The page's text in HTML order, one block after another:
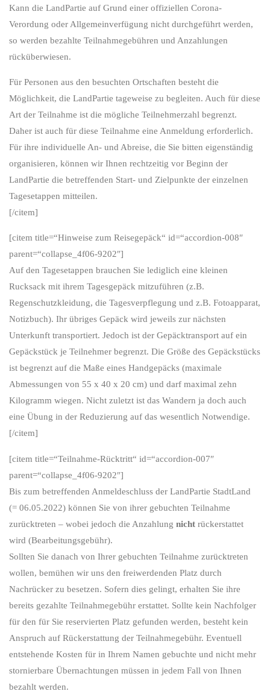
Kann die LandPartie auf Grund einer offiziellen Corona-
Verordung oder Allgemeinverfügung nicht durchgeführt werden,
so werden bezahlte Teilnahmegebühren und Anzahlungen
rücküberwiesen.
Für Personen aus den besuchten Ortschaften besteht die
Möglichkeit, die LandPartie tageweise zu begleiten. Auch für diese
Art der Teilnahme ist die mögliche Teilnehmerzahl begrenzt.
Daher ist auch für diese Teilnahme eine Anmeldung erforderlich.
Für ihre individuelle An- und Abreise, die Sie bitten eigenständig
organisieren, können wir Ihnen rechtzeitig vor Beginn der
LandPartie die betreffenden Start- und Zielpunkte der einzelnen
Tagesetappen mitteilen.
[/citem]
[citem title=“Hinweise zum Reisegepäck“ id=“accordion-008″
parent=“collapse_4f06-9202″]
Auf den Tagesetappen brauchen Sie lediglich eine kleinen
Rucksack mit ihrem Tagesgepäck mitzuführen (z.B.
Regenschutzkleidung, die Tagesverpflegung und z.B. Fotoapparat,
Notizbuch). Ihr übriges Gepäck wird jeweils zur nächsten
Unterkunft transportiert. Jedoch ist der Gepäcktransport auf ein
Gepäckstück je Teilnehmer begrenzt. Die Größe des Gepäckstücks
ist begrenzt auf die Maße eines Handgepäcks (maximale
Abmessungen von 55 x 40 x 20 cm) und darf maximal zehn
Kilogramm wiegen. Nicht zuletzt ist das Wandern ja doch auch
eine Übung in der Reduzierung auf das wesentlich Notwendige.
[/citem]
[citem title=“Teilnahme-Rücktritt“ id=“accordion-007″
parent=“collapse_4f06-9202″]
Bis zum betreffenden Anmeldeschluss der LandPartie StadtLand
(= 06.05.2022) können Sie von ihrer gebuchten Teilnahme
zurücktreten – wobei jedoch die Anzahlungnicht rückerstattet
wird (Bearbeitungsgebühr).
Sollten Sie danach von Ihrer gebuchten Teilnahme zurücktreten
wollen, bemühen wir uns den freiwerdenden Platz durch
Nachrücker zu besetzen. Sofern dies gelingt, erhalten Sie ihre
bereits gezahlte Teilnahmegebühr erstattet. Sollte kein Nachfolger
für den für Sie reservierten Platz gefunden werden, besteht kein
Anspruch auf Rückerstattung der Teilnahmegebühr. Eventuell
entstehende Kosten für in Ihrem Namen gebuchte und nicht mehr
stornierbare Übernachtungen müssen in jedem Fall von Ihnen
bezahlt werden.